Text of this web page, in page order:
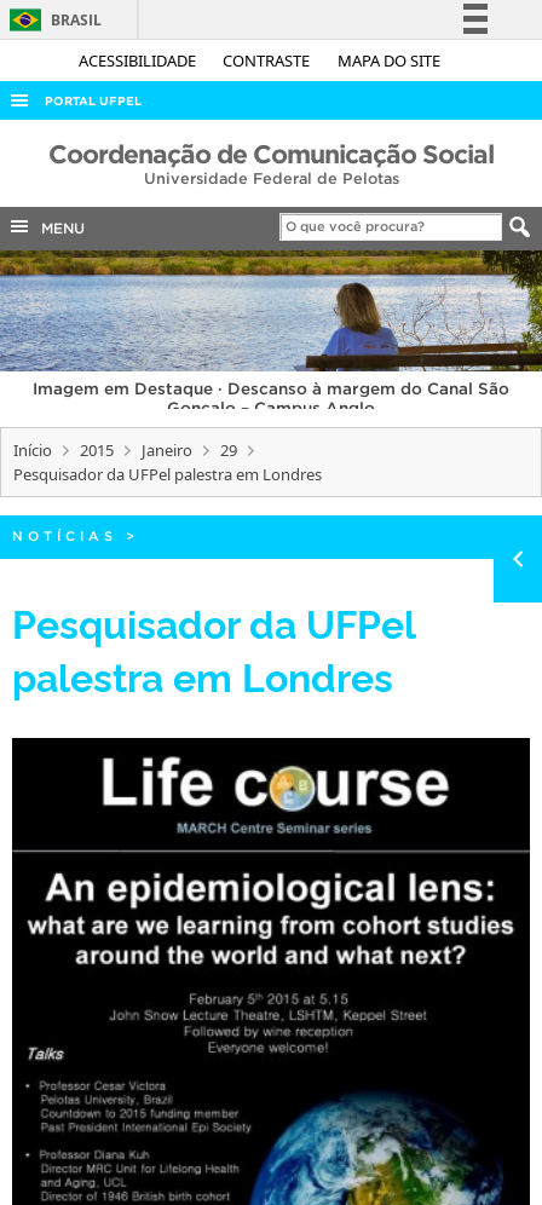
ACESSIBILIDADE CONTRASTE MAPA DO SITE
BRASIL
Simplifique!
Acesso à informação
Legislação
Canais
PORTAL UFPEL
ACESSO À INFORMAÇÃO
COBALTO
CONCURSOS
EDITAIS
INTERNACIONAL
OUVIDORIA
PORTARIAS
TELEFONES
Coordenação de Comunicação Social
Universidade Federal de Pelotas
MENU
Imagem em Destaque · Descanso à margem do Canal São
Gonçalo – Campus Anglo
Início 2015 Janeiro
29
Pesquisador da UFPel palestra em Londres
NOTÍCIAS >
Pesquisador da UFPel
palestra em Londres